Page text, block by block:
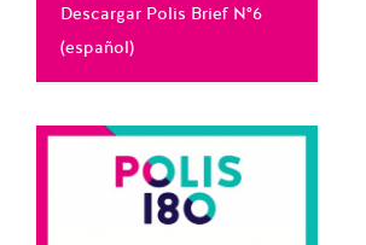
Descargar Polis Brief N°6
(español)